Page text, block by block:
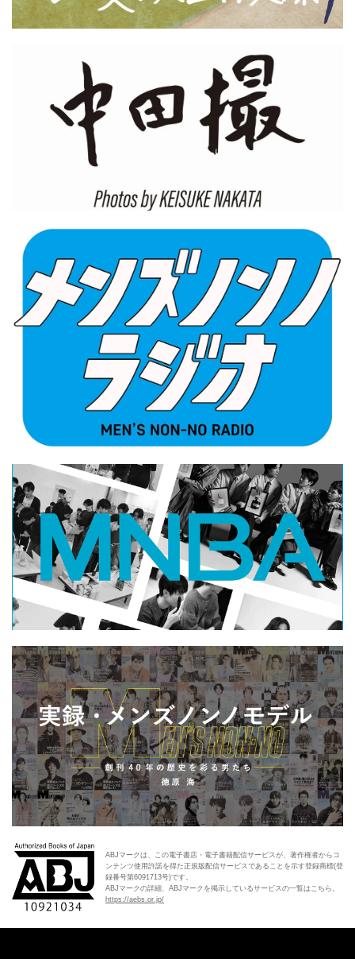
ABJマークは、この電子書店・電子書籍配信サービスが、著作権者からコ
ンテンツ使用許諾を得た正規版配信サービスであることを示す登録商標(登
録番号第6091713号)です。
ABJマークの詳細、ABJマークを掲示しているサービスの一覧はこちら。
https://aebs.or.jp/